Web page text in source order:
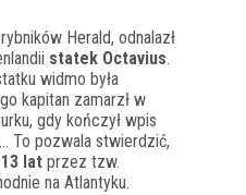
Herald, odnalazł
statek Octavius.
widmo była
kapitan zamarzł w
gdy kończył wpis
To pozwala stwierdzić,
lat przez tzw.
na Atlantyku.